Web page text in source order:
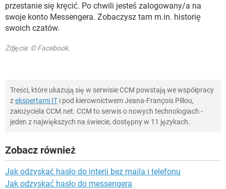
przestanie się kręcić. Po chwili jesteś zalogowany/a na
swoje konto Messengera. Zobaczysz tam m.in. historię
swoich czatów.
Zdjęcie: © Facebook.
Treści, które ukazują się w serwisie CCM powstają we współpracy
zekspertami IT i pod kierownictwem Jeana-François Pillou,
założyciela CCM.net. CCM to serwis o nowych technologiach -
jeden z największych na świecie, dostępny w 11 językach.
Zobacz również
Jak odzyskać hasło do interii bez maila i telefonu
Jak odzyskać hasło do messengera